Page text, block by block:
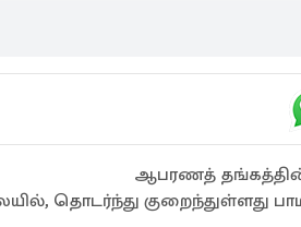
ஆபரணத்
தொடர்ந்து குறைந்துள்ளது